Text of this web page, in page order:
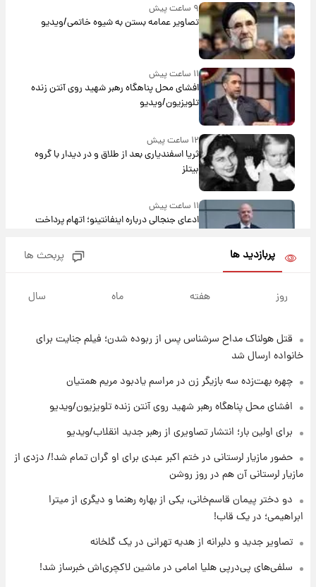
۹ ساعت پیش
تصاویر عمامه بستن به شیوه خاتمی/ویدیو
۱۱ ساعت پیش
افشای محل پناهگاه‌ رهبر شهید روی آنتن زنده
تلویزیون/ویدیو
۱۲ ساعت پیش
ثریا اسفندیاری بعد از طلاق و در دیدار با گروه
بیتلز
۱۱ ساعت پیش
ادعای جنجالی درباره اینفانتینو؛ اتهام پرداخت
آلزایمر و زوال عقل افزایش می‌یابد؟
۱۲ ساعت پیش
۱۲ ساعت پیش
مرداد ۱۴۰۵ +جدول
۱۳ ساعت پیش
با قدرتمندترین و بادوام ترین تانک جهان آشنا
شوید+ فیلم
۱۴ ساعت پیش
+جدول
پربازدید ها پربحث ها
روز هفته ماه سال
قتل هولناک مداح سرشناس پس از ربوده شدن؛ فیلم جنایت برای
خانواده ارسال شد
چهره بهت‌زده سه بازیگر زن در مراسم یادبود مریم همتیان
افشای محل پناهگاه‌ رهبر شهید روی آنتن زنده تلویزیون/ویدیو
برای اولین بار؛ انتشار تصاویری از رهبر جدید انقلاب/ویدیو
حضور مازیار لرستانی در ختم اکبر عبدی برای او گران تمام شد!/ دزدی از
مازیار لرستانی آن هم در روز روشن
دو دختر پیمان قاسم‌خانی، یکی از بهاره رهنما و دیگری از میترا
ابراهیمی؛ در یک قاب!
تصاویر جدید و دلبرانه از هدیه تهرانی در یک گلخانه
سلفی‌های پی‌درپی هلیا امامی در ماشین لاکچری‌اش خبرساز شد!